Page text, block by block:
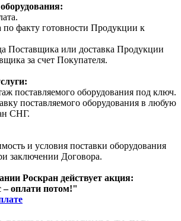
по факту готовности Продукции к
Поставщика или доставка Продукции
за счет Покупателя.
поставляемого оборудования под ключ.
поставляемого оборудования в любую
СНГ.
и условия поставки оборудования
заключении Договора.
Роскран действует акция:
– оплати потом!"